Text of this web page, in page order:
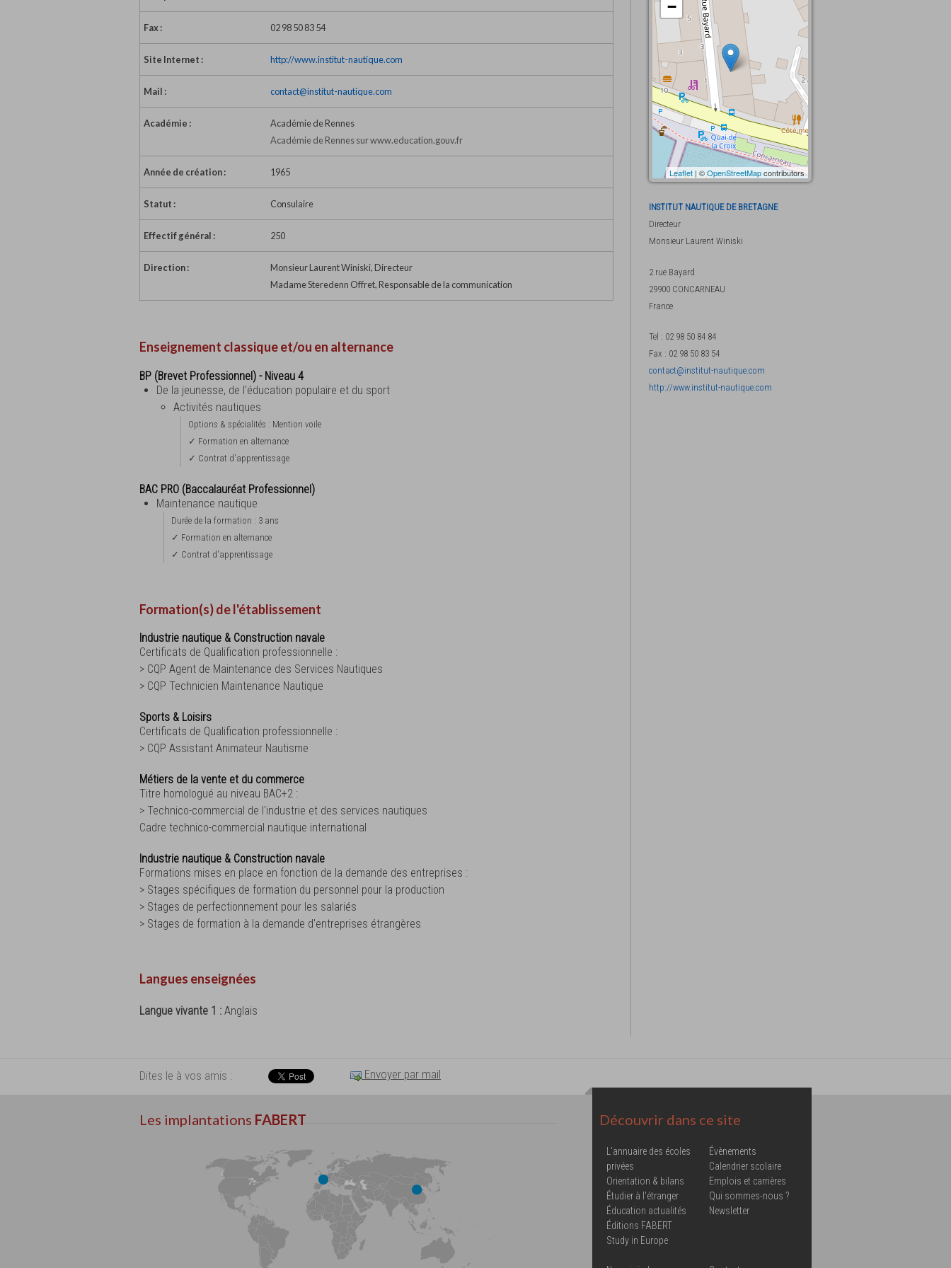
Fax : 02 98 50 83 54
Site Internet : http://www.institut-nautique.com
Mail : contact@institut-nautique.com
Académie :
Académie de Rennes
Académie de Rennes sur www.education.gouv.fr
Année de création : 1965
Statut : Consulaire
Effectif général : 250
Direction :
Monsieur Laurent Winiski, Directeur
Madame Steredenn Offret, Responsable de la communication
Enseignement classique et/ou en alternance
BP (Brevet Professionnel) - Niveau 4
De la jeunesse, de l'éducation populaire et du sport
Activités nautiques
Options & spécialités : Mention voile
✓ Formation en alternance
✓ Contrat d'apprentissage
BAC PRO (Baccalauréat Professionnel)
Maintenance nautique
Durée de la formation : 3 ans
✓ Formation en alternance
✓ Contrat d'apprentissage
Formation(s) de l'établissement
Industrie nautique & Construction navale
Certificats de Qualification professionnelle :
> CQP Agent de Maintenance des Services Nautiques
> CQP Technicien Maintenance Nautique
Sports & Loisirs
Certificats de Qualification professionnelle :
> CQP Assistant Animateur Nautisme
Métiers de la vente et du commerce
Titre homologué au niveau BAC+2 :
> Technico-commercial de l'industrie et des services nautiques
Cadre technico-commercial nautique international
Industrie nautique & Construction navale
Formations mises en place en fonction de la demande des entreprises :
> Stages spécifiques de formation du personnel pour la production
> Stages de perfectionnement pour les salariés
> Stages de formation à la demande d'entreprises étrangères
Langues enseignées
Langue vivante 1 : Anglais
−
Leaflet | ©OpenStreetMapcontributors
INSTITUT NAUTIQUE DE BRETAGNE
Directeur
Monsieur Laurent Winiski
2 rue Bayard
29900 CONCARNEAU
France
Tel : 02 98 50 84 84
Fax : 02 98 50 83 54
contact@institut-nautique.com
http://www.institut-nautique.com
Dites le à vos amis : Envoyer par mail
Les implantations FABERT Découvrir dans ce site
L'annuaire des écoles
privées
Orientation & bilans
Étudier à l'étranger
Éducation actualités
Éditions FABERT
Study in Europe
Évènements
Calendrier scolaire
Emplois et carrières
Qui sommes-nous ?
Newsletter